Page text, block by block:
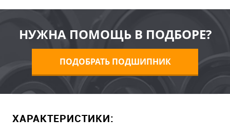
НУЖНА ПОМОЩЬ В ПОДБОРЕ?
ПОДОБРАТЬ ПОДШИПНИК
ХАРАКТЕРИСТИКИ: